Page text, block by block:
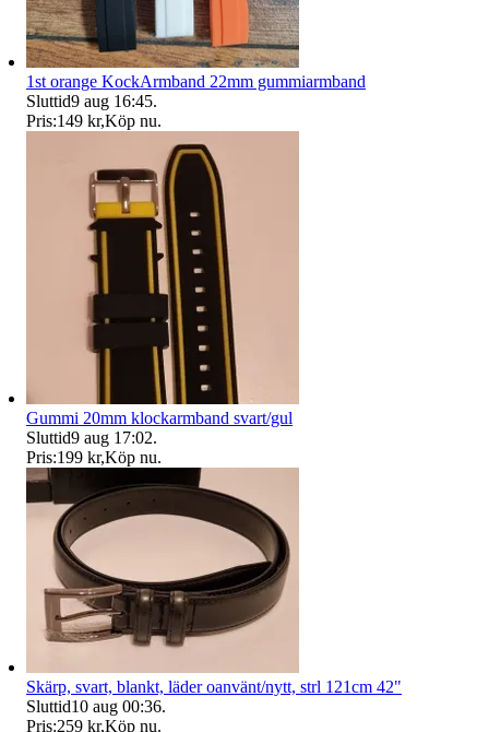
1st orange KockArmband 22mm gummiarmband
Sluttid9 aug 16:45.
Pris:149 kr,Köp nu.
Gummi 20mm klockarmband svart/gul
Sluttid9 aug 17:02.
Pris:199 kr,Köp nu.
Skärp, svart, blankt, läder oanvänt/nytt, strl 121cm 42"
Sluttid10 aug 00:36.
Pris:259 kr,Köp nu.